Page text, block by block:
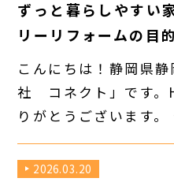
ずっと暮らしやすい
リーリフォームの目
こんにちは！静岡県
社 コネクト」です。
りがとうございます
2026.03.20